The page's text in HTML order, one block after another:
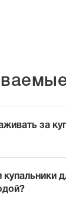
за
его в